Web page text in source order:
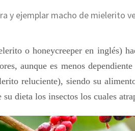
y ejemplar macho de mielerito
o honeycreeper en inglés)
aunque es menos
reluciente), siendo su
su dieta los insectos los cuales